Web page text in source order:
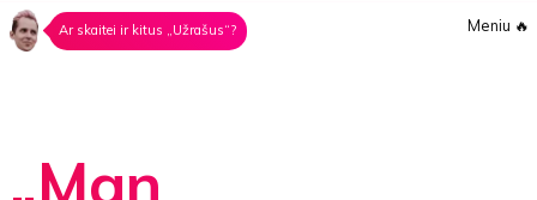
Ar skaitei ir kitus „Užrašus“? Meniu 🔥
„Man